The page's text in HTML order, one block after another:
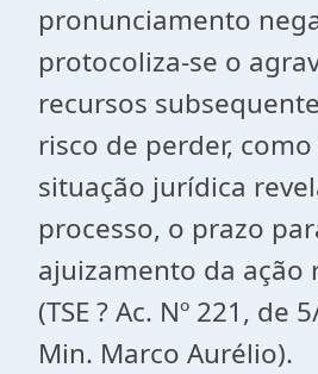
pronunciamento
protocoliza-se o
recursos
risco de perder,
situação jurídica
processo, o prazo
ajuizamento da ação
(TSE ? Ac. Nº 221, de
Min. Marco Aurélio).